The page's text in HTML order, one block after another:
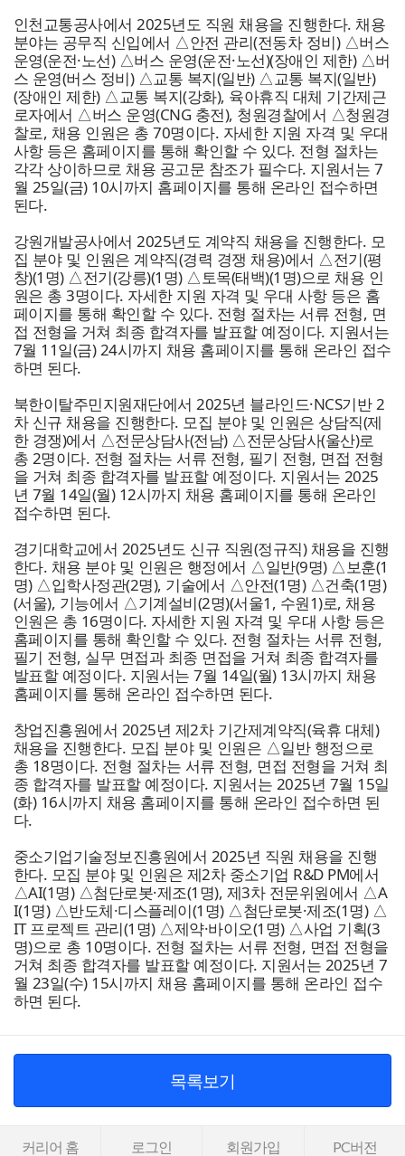
인천교통공사에서 2025년도 직원 채용을 진행한다. 채용
분야는 공무직 신입에서 △안전 관리(전동차 정비) △버스
운영(운전·노선) △버스 운영(운전·노선)(장애인 제한) △버
스 운영(버스 정비) △교통 복지(일반) △교통 복지(일반)
(장애인 제한) △교통 복지(강화), 육아휴직 대체 기간제근
로자에서 △버스 운영(CNG 충전), 청원경찰에서 △청원경
찰로, 채용 인원은 총 70명이다. 자세한 지원 자격 및 우대
사항 등은 홈페이지를 통해 확인할 수 있다. 전형 절차는
각각 상이하므로 채용 공고문 참조가 필수다. 지원서는 7
월 25일(금) 10시까지 홈페이지를 통해 온라인 접수하면
된다.
강원개발공사에서 2025년도 계약직 채용을 진행한다. 모
집 분야 및 인원은 계약직(경력 경쟁 채용)에서 △전기(평
창)(1명) △전기(강릉)(1명) △토목(태백)(1명)으로 채용 인
원은 총 3명이다. 자세한 지원 자격 및 우대 사항 등은 홈
페이지를 통해 확인할 수 있다. 전형 절차는 서류 전형, 면
접 전형을 거쳐 최종 합격자를 발표할 예정이다. 지원서는
7월 11일(금) 24시까지 채용 홈페이지를 통해 온라인 접수
하면 된다.
북한이탈주민지원재단에서 2025년 블라인드·NCS기반 2
차 신규 채용을 진행한다. 모집 분야 및 인원은 상담직(제
한 경쟁)에서 △전문상담사(전남) △전문상담사(울산)로
총 2명이다. 전형 절차는 서류 전형, 필기 전형, 면접 전형
을 거쳐 최종 합격자를 발표할 예정이다. 지원서는 2025
년 7월 14일(월) 12시까지 채용 홈페이지를 통해 온라인
접수하면 된다.
경기대학교에서 2025년도 신규 직원(정규직) 채용을 진행
한다. 채용 분야 및 인원은 행정에서 △일반(9명) △보훈(1
명) △입학사정관(2명), 기술에서 △안전(1명) △건축(1명)
(서울), 기능에서 △기계설비(2명)(서울1, 수원1)로, 채용
인원은 총 16명이다. 자세한 지원 자격 및 우대 사항 등은
홈페이지를 통해 확인할 수 있다. 전형 절차는 서류 전형,
필기 전형, 실무 면접과 최종 면접을 거쳐 최종 합격자를
발표할 예정이다. 지원서는 7월 14일(월) 13시까지 채용
홈페이지를 통해 온라인 접수하면 된다.
창업진흥원에서 2025년 제2차 기간제계약직(육휴 대체)
채용을 진행한다. 모집 분야 및 인원은 △일반 행정으로
총 18명이다. 전형 절차는 서류 전형, 면접 전형을 거쳐 최
종 합격자를 발표할 예정이다. 지원서는 2025년 7월 15일
(화) 16시까지 채용 홈페이지를 통해 온라인 접수하면 된
다.
중소기업기술정보진흥원에서 2025년 직원 채용을 진행
한다. 모집 분야 및 인원은 제2차 중소기업 R&D PM에서
△AI(1명) △첨단로봇·제조(1명), 제3차 전문위원에서 △A
I(1명) △반도체·디스플레이(1명) △첨단로봇·제조(1명) △
IT 프로젝트 관리(1명) △제약·바이오(1명) △사업 기획(3
명)으로 총 10명이다. 전형 절차는 서류 전형, 면접 전형을
거쳐 최종 합격자를 발표할 예정이다. 지원서는 2025년 7
월 23일(수) 15시까지 채용 홈페이지를 통해 온라인 접수
하면 된다.
목록보기
커리어 홈 로그인 회원가입 PC버전